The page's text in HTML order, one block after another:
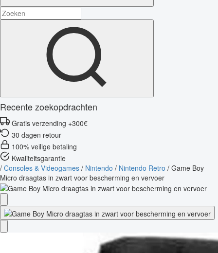
Recente zoekopdrachten
Gratis verzending +300€
30 dagen retour
100% veilige betaling
Kwaliteitsgarantie
/ Consoles & Videogames / Nintendo / Nintendo Retro / Game Boy
Micro draagtas in zwart voor bescherming en vervoer